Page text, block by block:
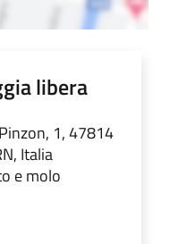
libera
1, 47814
Italia
e molo